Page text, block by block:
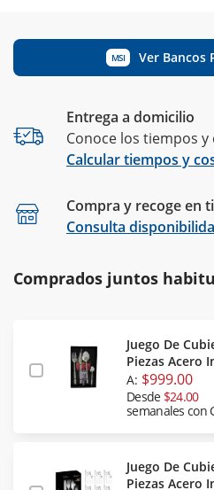
MSI Ver Bancos
Entrega a domicilio
Conoce los tiempos
Calcular tiempos y
Compra y recoge en
Consulta
Comprados juntos
Juego De
Piezas Acero
A: $999.00
Desde $24.00
semanales con
Juego De
Piezas Acero